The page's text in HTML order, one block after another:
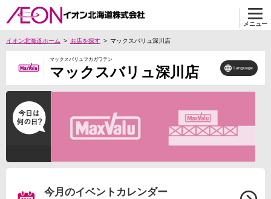
メニュー
イオン北海道ホーム お店を探す マックスバリュ深川店
マックスバリュフカガワテン
マックスバリュ深川店 Language
今月のイベントカレンダー